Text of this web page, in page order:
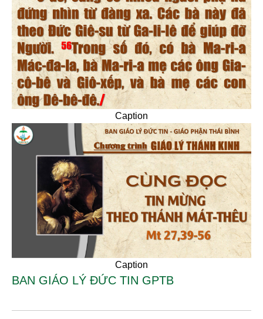
Caption
Caption
BAN GIÁO LÝ ĐỨC TIN GPTB